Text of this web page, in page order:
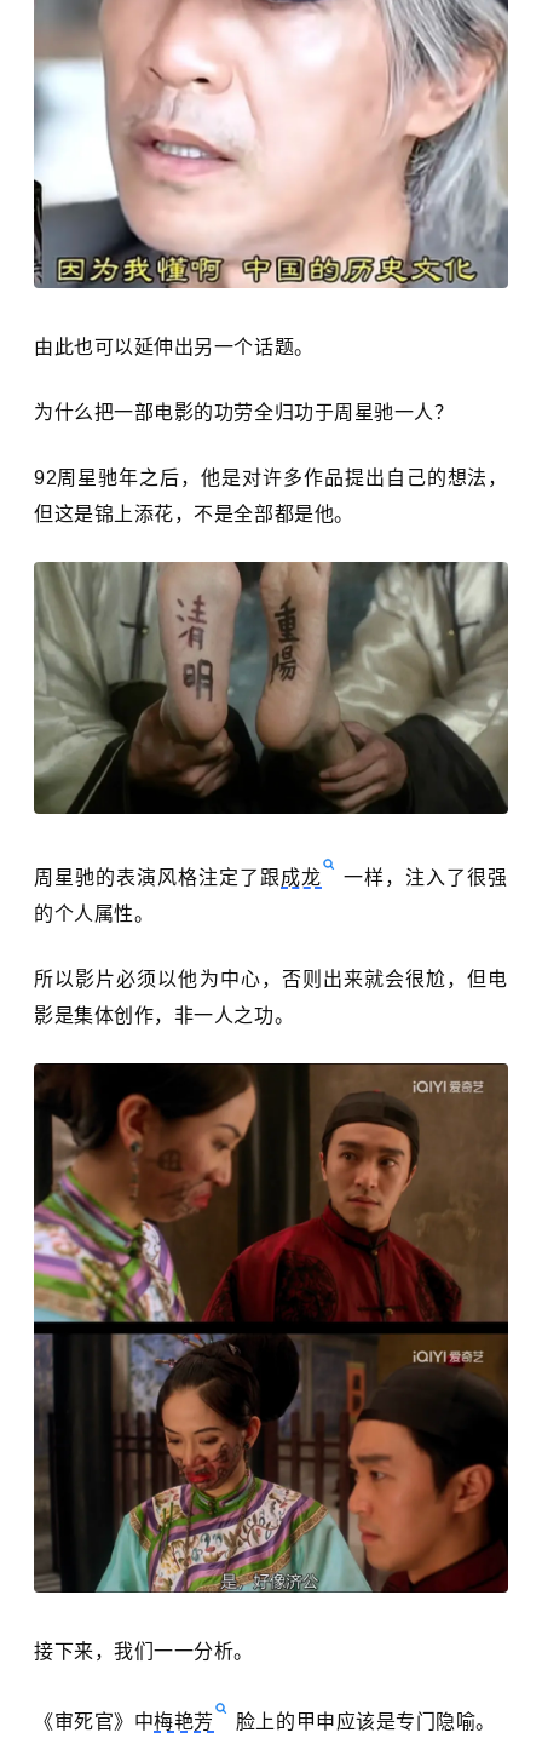
由此也可以延伸出另一个话题。
为什么把一部电影的功劳全归功于周星驰一人？
92周星驰年之后，他是对许多作品提出自己的想法，
但这是锦上添花，不是全部都是他。
周星驰的表演风格注定了跟成龙
一样，注入了很强
的个人属性。
所以影片必须以他为中心，否则出来就会很尬，但电
影是集体创作，非一人之功。
接下来，我们一一分析。
《审死官》中梅艳芳 脸上的甲申应该是专门隐喻。